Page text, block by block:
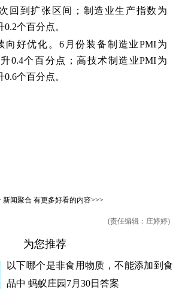
回到扩张区间；制造业生产指数为
个百分点。
向好优化。6月份装备制造业PMI为
0.4个百分点；高技术制造业PMI为
个百分点。
新闻聚合有更多好看的内容>>>
(责任编辑：庄婷婷)
为您推荐
以下哪个是非食用物质，不能添加到食
品中 蚂蚁庄园7月30日答案